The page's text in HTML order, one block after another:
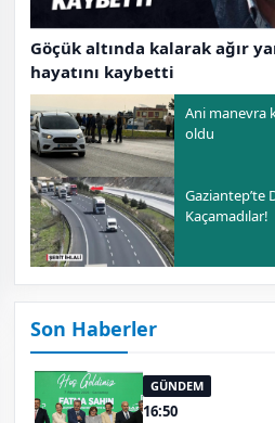
Göçük altında kalarak ağır
hayatını kaybetti
Ani manevra
oldu
Gaziantep’te
Kaçamadılar!
Son Haberler
GÜNDEM
16:50